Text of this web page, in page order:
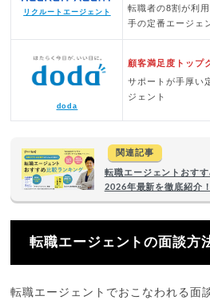
リクルートエージェント
転職者の8割が利
手の定番エージェ
doda
顧客満足度トップ
サポートが手厚い
ジェント
関連記事
転職エージェントおす
2026年最新を徹底紹介！
転職エージェントの面談方
転職エージェントでおこなわれる面